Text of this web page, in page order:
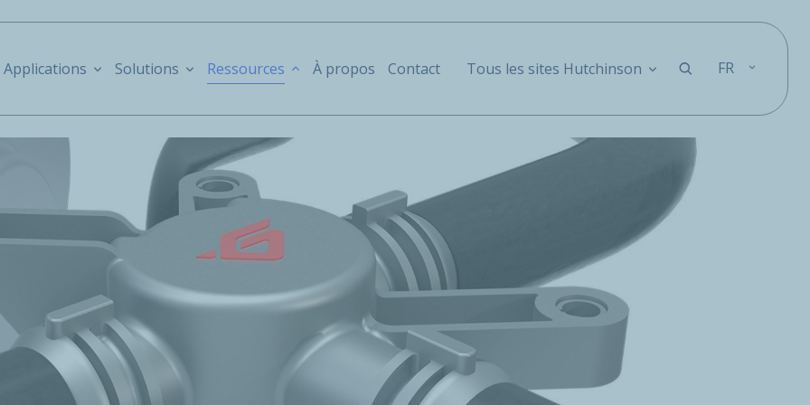
Applications Solutions Ressources À propos Contact Tous les sites Hutchinson FR